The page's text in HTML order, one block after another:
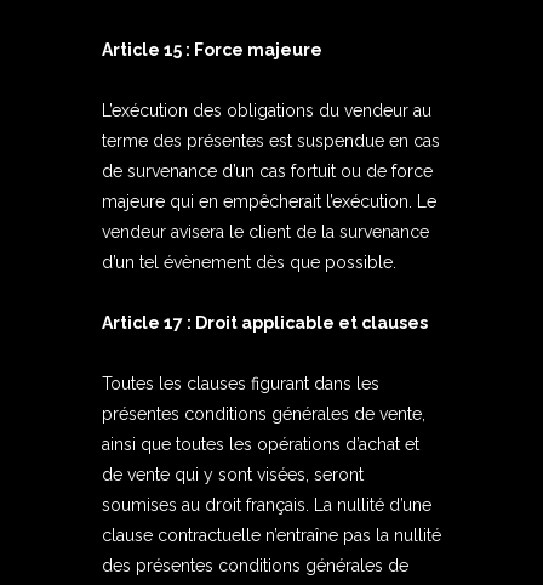
Article 15 : Force majeure
L’exécution des obligations du vendeur au
terme des présentes est suspendue en cas
de survenance d’un cas fortuit ou de force
majeure qui en empêcherait l’exécution. Le
vendeur avisera le client de la survenance
d’un tel évènement dès que possible.
Article 17 : Droit applicable et clauses
Toutes les clauses figurant dans les
présentes conditions générales de vente,
ainsi que toutes les opérations d’achat et
de vente qui y sont visées, seront
soumises au droit français. La nullité d’une
clause contractuelle n’entraîne pas la nullité
des présentes conditions générales de